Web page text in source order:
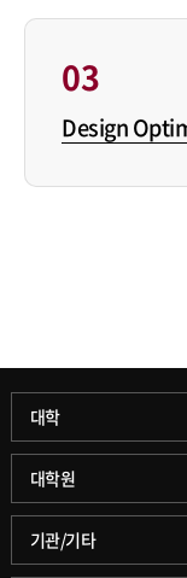
03
Design
대학
과학기술대학
약학대학
글로벌비즈니스대학
대학원
일반대학원
문화스포츠대학원
기관/기타
학술정보원(도서관)